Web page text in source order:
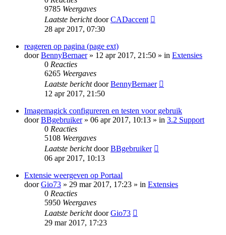
9785 Weergaves
Laatste berichtdoorCADaccent
28 apr 2017, 07:30
reageren op pagina (page ext)
doorBennyBernaer» 12 apr 2017, 21:50 » in Extensies
0 Reacties
6265 Weergaves
Laatste berichtdoorBennyBernaer
12 apr 2017, 21:50
Imagemagick configureren en testen voor gebruik
doorBBgebruiker» 06 apr 2017, 10:13 » in 3.2 Support
0 Reacties
5108 Weergaves
Laatste berichtdoorBBgebruiker
06 apr 2017, 10:13
Extensie weergeven op Portaal
doorGio73 » 29 mar 2017, 17:23 » in Extensies
0 Reacties
5950 Weergaves
Laatste berichtdoorGio73
29 mar 2017, 17:23